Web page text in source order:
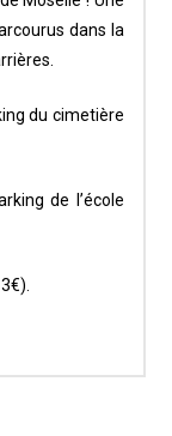
dans la
du cimetière
de l’école